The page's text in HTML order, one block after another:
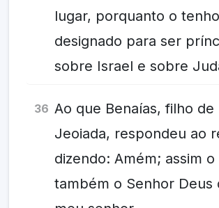
lugar, porquanto o tenho
designado para ser
sobre Israel e sobre
36 Ao que Benaías, filho de
Jeoiada, respondeu ao
dizendo: Amém; assim o
também o Senhor Deus